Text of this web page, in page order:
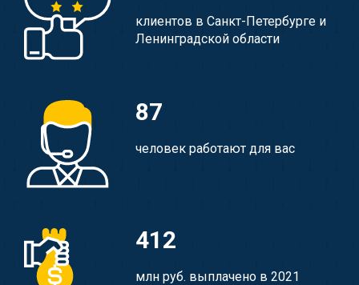
клиентов в Санкт-Петербурге и
Ленинградской области
87
человек работают для вас
412
млн руб. выплачено в 2021